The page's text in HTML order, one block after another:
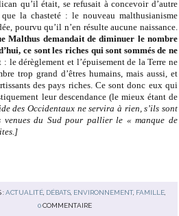
qu’il était, se refusait à concevoir d’autre
la chasteté : le nouveau malthusianisme
pourvu qu’il n’en résulte aucune naissance.
Malthus demandait de diminuer le nombre
ce sont les riches qui sont sommés de ne
: le dérèglement et l’épuisement de la Terre ne
trop grand d’êtres humains, mais aussi, et
des pays riches. Ce sont donc eux qui
leur descendance (le mieux étant de
des Occidentaux ne servira à rien, s’ils sont
venues du Sud pour pallier le « manque de
:ACTUALITÉ, DÉBATS, ENVIRONNEMENT, FAMILLE,
0 COMMENTAIRE